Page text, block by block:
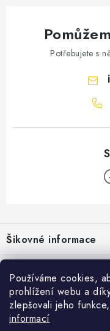
Používáme cookies,
prohlížení webu a
zlepšovali jeho
informací
Potřebujete s
á
p
a
Šikovné informace
Ceník dopravy
Moje objednávka
Jak vyměnit nebo vrátit
Běžecké zajímavosti
Proč jít běhat právě o
Bolest holeně nemusí
Přijímáme online